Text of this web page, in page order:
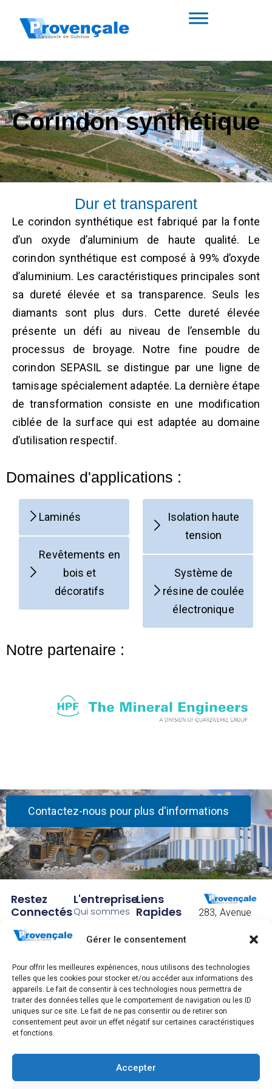
Gérer le consentement
Pour offrir les meilleures expériences, nous utilisons des technologies
telles que les cookies pour stocker et/ou accéder aux informations des
appareils. Le fait de consentir à ces technologies nous permettra de
traiter des données telles que le comportement de navigation ou les ID
uniques sur ce site. Le fait de ne pas consentir ou de retirer son
consentement peut avoir un effet négatif sur certaines caractéristiques
et fonctions.
Accepter
Corindon synthétique
Dur et transparent
Le corindon synthétique est fabriqué par la fonte
d’un oxyde d’aluminium de haute qualité. Le
corindon synthétique est composé à 99% d’oxyde
d’aluminium. Les caractéristiques principales sont
sa dureté élevée et sa transparence. Seuls les
diamants sont plus durs. Cette dureté élevée
présente un défi au niveau de l’ensemble du
processus de broyage. Notre fine poudre de
corindon SEPASIL se distingue par une ligne de
tamisage spécialement adaptée. La dernière étape
de transformation consiste en une modification
ciblée de la surface qui est adaptée au domaine
d’utilisation respectif.
Domaines d'applications :
Laminés
Revêtements en
bois et
décoratifs
Isolation haute
tension
Système de
résine de coulée
électronique
Notre partenaire :
Contactez-nous pour plus d'informations
283, Avenue
83175
Brignoles
cedex
Tél. : +33 4 94
72 83 00
L'entreprise
Qui sommes
Notre histoire
Recrutement
Liens
Rapides
Contact
Mentions
légales,
gestion
données
personnelles
Restez
Connectés
Abonnez
recevoir
nos
actualités.